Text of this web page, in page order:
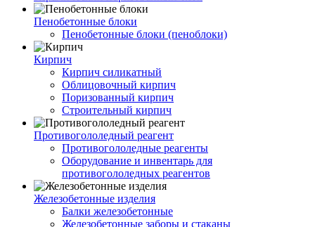
Пенобетонные блоки
Пенобетонные блоки (пеноблоки)
Кирпич
Кирпич силикатный
Облицовочный кирпич
Поризованный кирпич
Строительный кирпич
Противогололедный реагент
Противогололедные реагенты
Оборудование и инвентарь для
противогололедных реагентов
Железобетонные изделия
Балки железобетонные
Железобетонные заборы и стаканы